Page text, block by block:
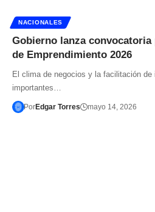
NACIONALES
Gobierno lanza convocatoria
de Emprendimiento 2026
El clima de negocios y la facilitación de
importantes…
PorEdgar Torres mayo 14, 2026